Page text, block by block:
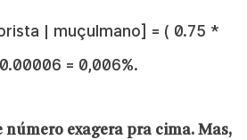
| muçulmano] = ( 0.75 *
= 0,006%.
número exagera pra cima. Mas,